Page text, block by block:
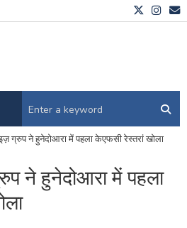
ग्रुप ने हुनेदोआरा में पहला केएफसी रेस्तरां खोला
ने हुनेदोआरा में पहला